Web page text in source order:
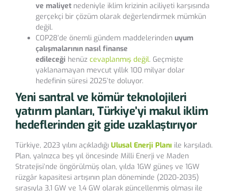
ve maliyet nedeniyle iklim krizinin aciliyeti karşısında
gerçekçi bir çözüm olarak değerlendirmek mümkün
değil.
COP28’de önemli gündem maddelerinden uyum
çalışmalarının nasıl finanse
edileceği henüz cevaplanmış değil. Geçmişte
yaklanamayan mevcut yıllık 100 milyar dolar
hedefinin süresi 2025’te doluyor.
Yeni santral ve kömür teknolojileri
yatırım planları, Türkiye’yi makul iklim
hedeflerinden git gide uzaklaştırıyor
Türkiye, 2023 yılını açıkladığı Ulusal Enerji Planı ile karşıladı.
Plan, yalnızca beş yıl öncesinde Milli Enerji ve Maden
Stratejisi’nde öngörülmüş olan, yılda 1GW güneş ve 1GW
rüzgâr kapasitesi artışının plan döneminde (2020-2035)
sırasıyla 3,1 GW ve 1,4 GW olarak güncellenmiş olması ile